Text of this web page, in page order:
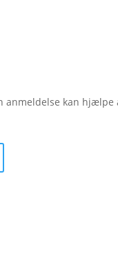
anmeldelse kan hjælpe